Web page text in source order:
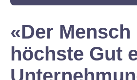
«Der
höchste Gut